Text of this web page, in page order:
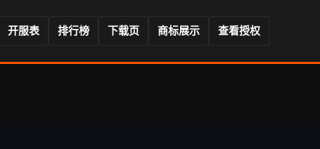
开服表 排行榜 下载页 商标展示 查看授权